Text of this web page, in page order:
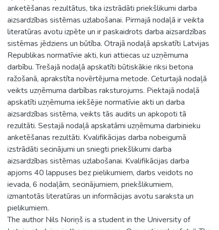
anketēšanas rezultātus, tika izstrādāti priekšlikumi darba
aizsardzības sistēmas uzlabošanai. Pirmajā nodaļā ir veikta
literatūras avotu izpēte un ir paskaidrots darba aizsardzības
sistēmas jēdziens un būtība. Otrajā nodaļā apskatīti Latvijas
Republikas normatīvie akti, kuri attiecas uz uzņēmuma
darbību. Trešajā nodaļā apskatīti būtiskākie riksi betona
ražošanā, aprakstīta novērtējuma metode. Ceturtajā nodaļā
veikts uzņēmuma darbības raksturojums. Piektajā nodaļā
apskatīti uzņēmuma iekšējie normatīvie akti un darba
aizsardzības sistēma, veikts tās audits un apkopoti tā
rezultāti. Sestajā nodaļā apskatāmi uzņēmuma darbinieku
anketēšanas rezultāti. Kvalifikācijas darba nobeigumā
izstrādāti secinājumi un sniegti priekšlikumi darba
aizsardzības sistēmas uzlabošanai. Kvalifikācijas darba
apjoms 40 lappuses bez pielikumiem, darbs veidots no
ievada, 6 nodaļām, secinājumiem, priekšlikumiem,
izmantotās literatūras un informācijas avotu saraksta un
pielikumiem.
The author Nils Noriņš is a student in the University of